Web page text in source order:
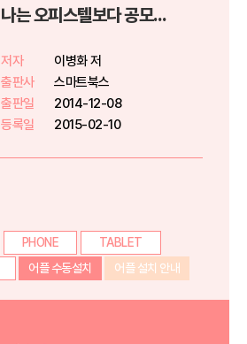
나는 오피스텔보다 공모주가 좋다
저자
이병화 저
출판사
스마트북스
출판일
2014-12-08
등록일
2015-02-10
PHONE
TABLET
어플 수동설치 어플 설치 안내